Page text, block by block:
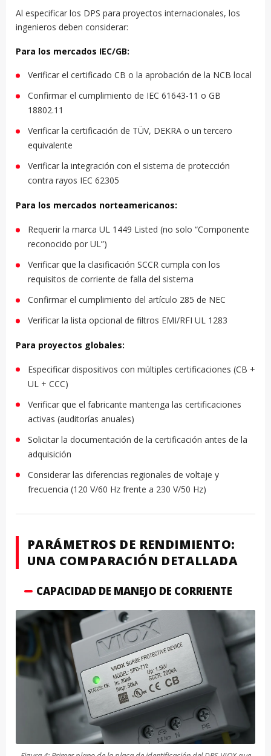
Al especificar los DPS para proyectos internacionales, los
ingenieros deben considerar:
Para los mercados IEC/GB:
Verificar el certificado CB o la aprobación de la NCB local
Confirmar el cumplimiento de IEC 61643-11 o GB
18802.11
Verificar la certificación de TÜV, DEKRA o un tercero
equivalente
Verificar la integración con el sistema de protección
contra rayos IEC 62305
Para los mercados norteamericanos:
Requerir la marca UL 1449 Listed (no solo “Componente
reconocido por UL”)
Verificar que la clasificación SCCR cumpla con los
requisitos de corriente de falla del sistema
Confirmar el cumplimiento del artículo 285 de NEC
Verificar la lista opcional de filtros EMI/RFI UL 1283
Para proyectos globales:
Especificar dispositivos con múltiples certificaciones (CB +
UL + CCC)
Verificar que el fabricante mantenga las certificaciones
activas (auditorías anuales)
Solicitar la documentación de la certificación antes de la
adquisición
Considerar las diferencias regionales de voltaje y
frecuencia (120 V/60 Hz frente a 230 V/50 Hz)
PARÁMETROS DE RENDIMIENTO:
UNA COMPARACIÓN DETALLADA
CAPACIDAD DE MANEJO DE CORRIENTE